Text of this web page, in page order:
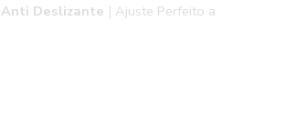
Deslizante | Ajuste Perfeito a